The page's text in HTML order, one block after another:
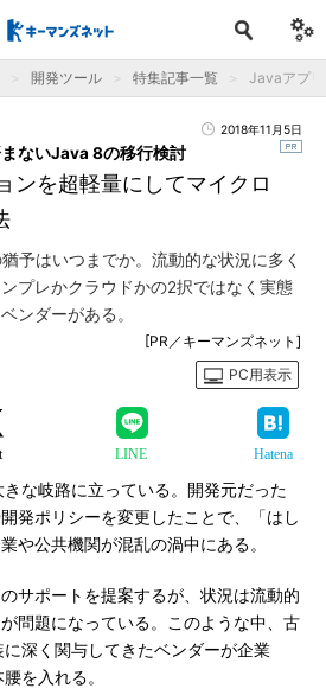
開発ツール 特集記事一覧 Javaアプ
2018年11月5日
ンを超軽量にしてマイクロ
ないJava 8の移行検討
予はいつまでか。流動的な状況に多く
プレかクラウドかの2択ではなく実態
ンダーがある。
[PR／キーマンズネット]
PC用表示
LINE Hatena
な岐路に立っている。開発元だった
発ポリシーを変更したことで、「はし
や公共機関が混乱の渦中にある。
サポートを提案するが、状況は流動的
問題になっている。このような中、古
深く関与してきたベンダーが企業
を入れる。